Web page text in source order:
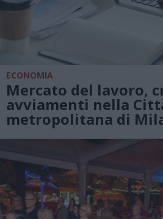
ECONOMIA
Mercato del lavoro,
avviamenti nella
metropolitana di